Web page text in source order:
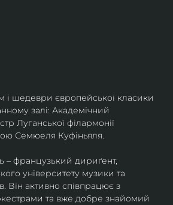
шедеври європейської класики
залі: Академічний
Луганської філармонії
Семюеля Куфіньяля.
– французький дириґент,
університету музики та
Він активно співпрацює з
та вже добре знайомий